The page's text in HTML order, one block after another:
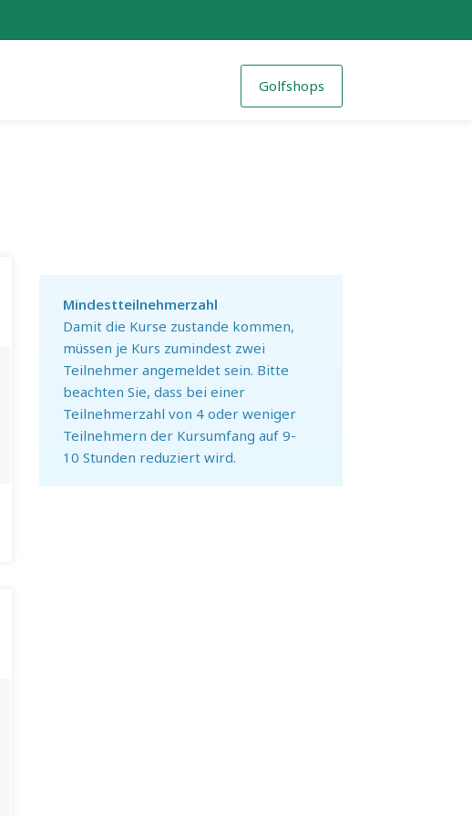
Golfshops
Mindestteilnehmerzahl
Damit die Kurse zustande kommen,
müssen je Kurs zumindest zwei
Teilnehmer angemeldet sein. Bitte
beachten Sie, dass bei einer
Teilnehmerzahl von 4 oder weniger
Teilnehmern der Kursumfang auf 9-
10 Stunden reduziert wird.